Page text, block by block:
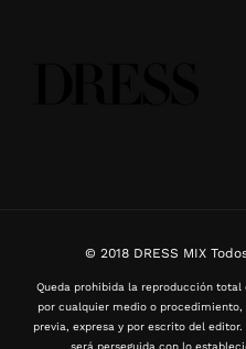
© 2018 DRESS MIX
Queda prohibida la reproducción
por cualquier medio o
previa, expresa y por escrito del
será perseguida con lo